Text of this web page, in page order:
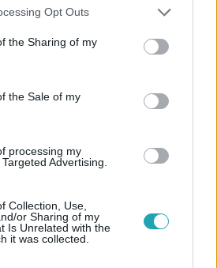
app uses one or more Google
usage behaviour. You may click to
Google and its third-party tags to
specified purposes in below Google
Opt Outs
the Sharing of my
the Sale of my
processing my
Advertising.
Collection, Use,
or Sharing of my
Is Unrelated with the
it was collected.
birtoknál: 10 helyett csak 4-et